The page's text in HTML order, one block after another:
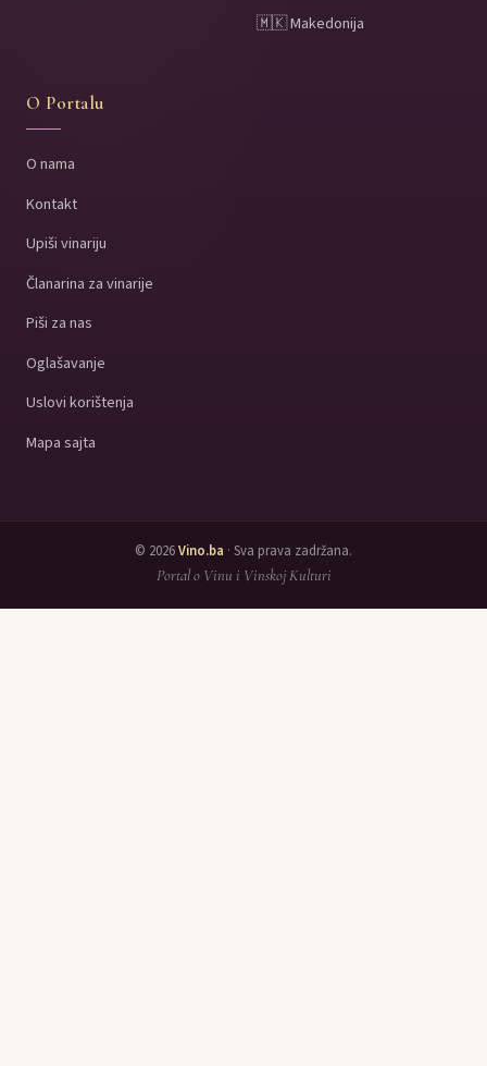
🇲🇰 Makedonija
O Portalu
O nama
Kontakt
Upiši vinariju
Članarina za vinarije
Piši za nas
Oglašavanje
Uslovi korištenja
Mapa sajta
© 2026Vino.ba · Sva prava zadržana.
Portal o Vinu i Vinskoj Kulturi